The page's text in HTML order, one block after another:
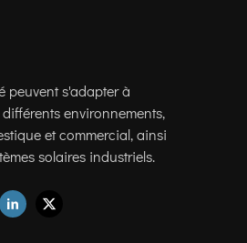
peuvent s'adapter à
environnements,
et commercial, ainsi
solaires industriels.